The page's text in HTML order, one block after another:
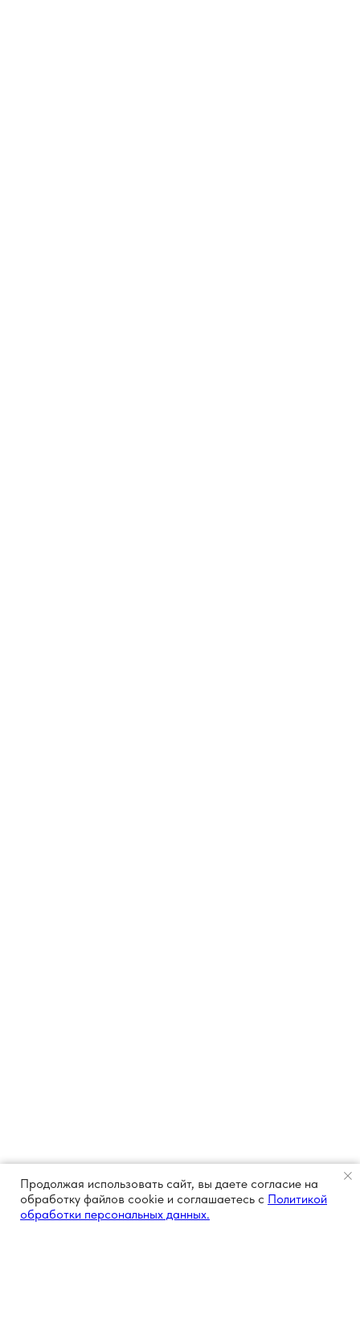
Продолжая использовать сайт, вы даете согласие на
обработку файлов cookie и соглашаетесь с Политикой
обработки персональных данных.